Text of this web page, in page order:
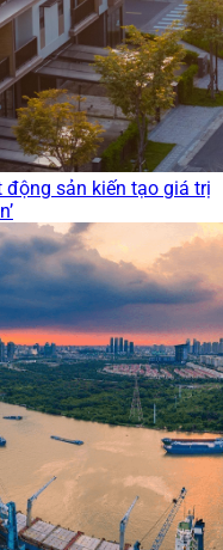
sản kiến tạo giá trị